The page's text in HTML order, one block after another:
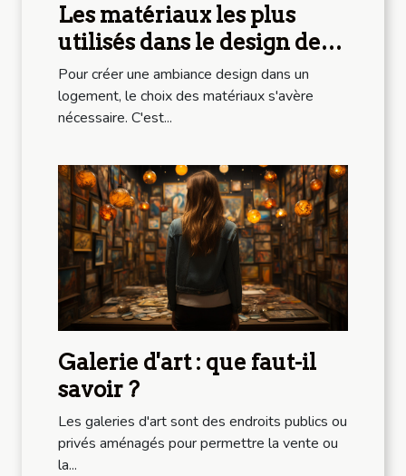
Les matériaux les plus
utilisés dans le design de
mobilier
Pour créer une ambiance design dans un
logement, le choix des matériaux s'avère
nécessaire. C'est...
Galerie d'art : que faut-il
savoir ?
Les galeries d'art sont des endroits publics ou
privés aménagés pour permettre la vente ou
la...